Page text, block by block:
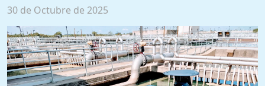
30 de Octubre de 2025